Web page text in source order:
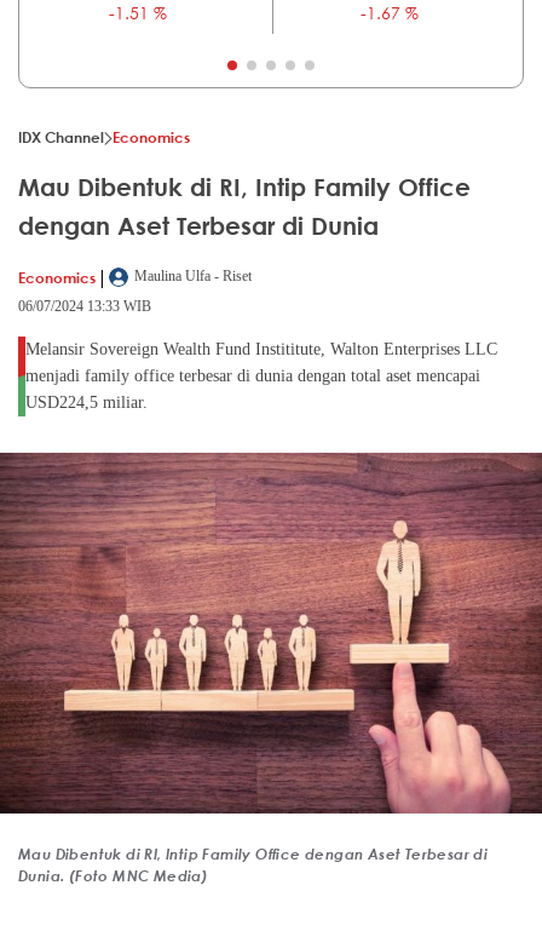
-1.51 %
-1.67 %
IDX Channel Economics
Mau Dibentuk di RI, Intip Family Office
dengan Aset Terbesar di Dunia
Economics |
Maulina Ulfa - Riset
06/07/2024 13:33 WIB
Melansir Sovereign Wealth Fund Instititute, Walton Enterprises LLC
menjadi family office terbesar di dunia dengan total aset mencapai
USD224,5 miliar.
Mau Dibentuk di RI, Intip Family Office dengan Aset Terbesar di
Dunia. (Foto MNC Media)